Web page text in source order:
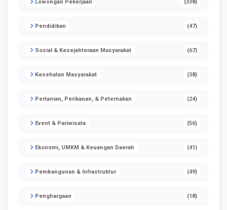
Lowongan Pekerjaan (338)
Pendidikan (47)
Sosial & Kesejahteraan Masyarakat (67)
Kesehatan Masyarakat (38)
Pertanian, Perikanan, & Peternakan (24)
Event & Pariwisata (56)
Ekonomi, UMKM & Keuangan Daerah (41)
Pembangunan & Infrastruktur (49)
Penghargaan (18)